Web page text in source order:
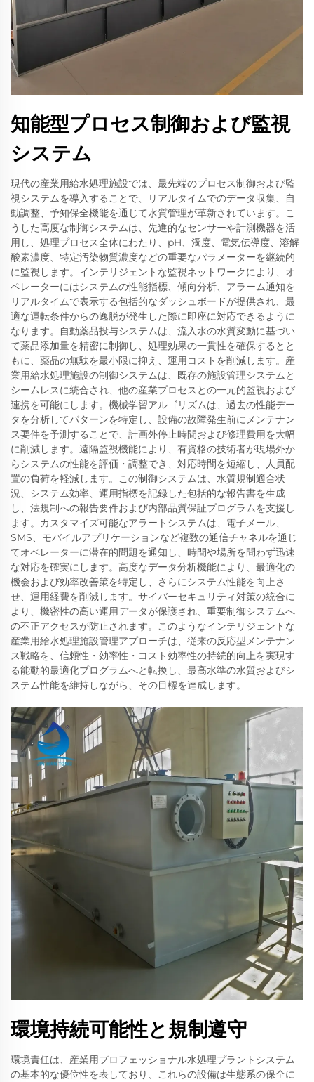
知能型プロセス制御および監視
システム
現代の産業用給水処理施設では、最先端のプロセス制御および監
視システムを導入することで、リアルタイムでのデータ収集、自
動調整、予知保全機能を通じて水質管理が革新されています。こ
うした高度な制御システムは、先進的なセンサーや計測機器を活
用し、処理プロセス全体にわたり、pH、濁度、電気伝導度、溶解
酸素濃度、特定汚染物質濃度などの重要なパラメーターを継続的
に監視します。インテリジェントな監視ネットワークにより、オ
ペレーターにはシステムの性能指標、傾向分析、アラーム通知を
リアルタイムで表示する包括的なダッシュボードが提供され、最
適な運転条件からの逸脱が発生した際に即座に対応できるように
なります。自動薬品投与システムは、流入水の水質変動に基づい
て薬品添加量を精密に制御し、処理効果の一貫性を確保するとと
もに、薬品の無駄を最小限に抑え、運用コストを削減します。産
業用給水処理施設の制御システムは、既存の施設管理システムと
シームレスに統合され、他の産業プロセスとの一元的監視および
連携を可能にします。機械学習アルゴリズムは、過去の性能デー
タを分析してパターンを特定し、設備の故障発生前にメンテナン
ス要件を予測することで、計画外停止時間および修理費用を大幅
に削減します。遠隔監視機能により、有資格の技術者が現場外か
らシステムの性能を評価・調整でき、対応時間を短縮し、人員配
置の負荷を軽減します。この制御システムは、水質規制適合状
況、システム効率、運用指標を記録した包括的な報告書を生成
し、法規制への報告要件および内部品質保証プログラムを支援し
ます。カスタマイズ可能なアラートシステムは、電子メール、
SMS、モバイルアプリケーションなど複数の通信チャネルを通じ
てオペレーターに潜在的問題を通知し、時間や場所を問わず迅速
な対応を確実にします。高度なデータ分析機能により、最適化の
機会および効率改善策を特定し、さらにシステム性能を向上さ
せ、運用経費を削減します。サイバーセキュリティ対策の統合に
より、機密性の高い運用データが保護され、重要制御システムへ
の不正アクセスが防止されます。このようなインテリジェントな
産業用給水処理施設管理アプローチは、従来の反応型メンテナン
ス戦略を、信頼性・効率性・コスト効率性の持続的向上を実現す
る能動的最適化プログラムへと転換し、最高水準の水質およびシ
ステム性能を維持しながら、その目標を達成します。
環境持続可能性と規制遵守
環境責任は、産業用プロフェッショナル水処理プラントシステム
の基本的な優位性を表しており、これらの設備は生態系の保全に